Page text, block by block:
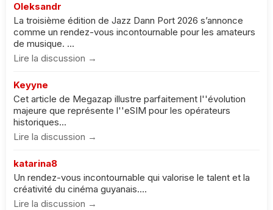
Oleksandr
La troisième édition de Jazz Dann Port 2026 s’annonce
comme un rendez-vous incontournable pour les amateurs
de musique. ...
Lire la discussion →
Keyyne
Cet article de Megazap illustre parfaitement l''évolution
majeure que représente l''eSIM pour les opérateurs
historiques...
Lire la discussion →
katarina8
Un rendez-vous incontournable qui valorise le talent et la
créativité du cinéma guyanais....
Lire la discussion →